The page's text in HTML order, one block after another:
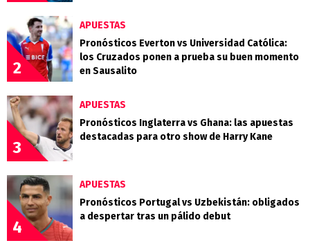
2
APUESTAS
Pronósticos Everton vs Universidad Católica:
los Cruzados ponen a prueba su buen momento
en Sausalito
3
APUESTAS
Pronósticos Inglaterra vs Ghana: las apuestas
destacadas para otro show de Harry Kane
4
APUESTAS
Pronósticos Portugal vs Uzbekistán: obligados
a despertar tras un pálido debut